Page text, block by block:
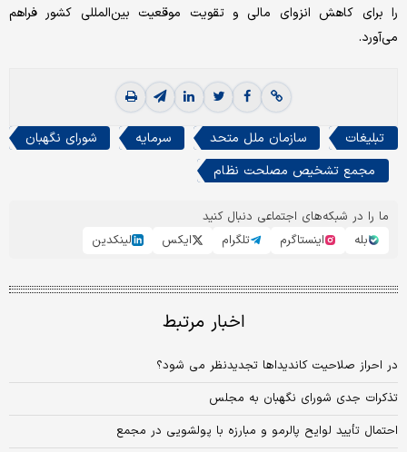
را برای کاهش انزوای مالی و تقویت موقعیت بین‌المللی کشور فراهم
می‌آورد.
تبلیغات سازمان ملل متحد سرمایه
شورای نگهبان
مجمع تشخیص مصلحت نظام
ما را در شبکه‌های اجتماعی دنبال کنید
بله
اینستاگرم تلگرام ایکس لینکدین
اخبار مرتبط
در احراز صلاحیت کاندیداها تجدیدنظر می شود؟
تذکرات جدی شورای نگهبان به مجلس
احتمال تأیید لوایح پالرمو و مبارزه با پولشویی در مجمع